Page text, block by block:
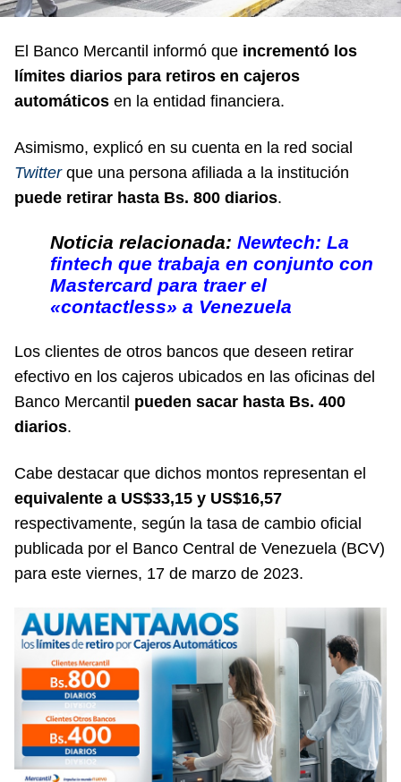
El Banco Mercantil informó que incrementó los
límites diarios para retiros en cajeros
automáticos en la entidad financiera.
Asimismo, explicó en su cuenta en la red social
Twitterque una persona afiliada a la institución
puede retirar hasta Bs. 800 diarios.
Noticia relacionada: Newtech: La
fintech que trabaja en conjunto con
Mastercard para traer el
«contactless» a Venezuela
Los clientes de otros bancos que deseen retirar
efectivo en los cajeros ubicados en las oficinas del
Banco Mercantil pueden sacar hasta Bs. 400
diarios.
Cabe destacar que dichos montos representan el
equivalente a US$33,15 y US$16,57
respectivamente, según la tasa de cambio oficial
publicada por el Banco Central de Venezuela (BCV)
para este viernes, 17 de marzo de 2023.